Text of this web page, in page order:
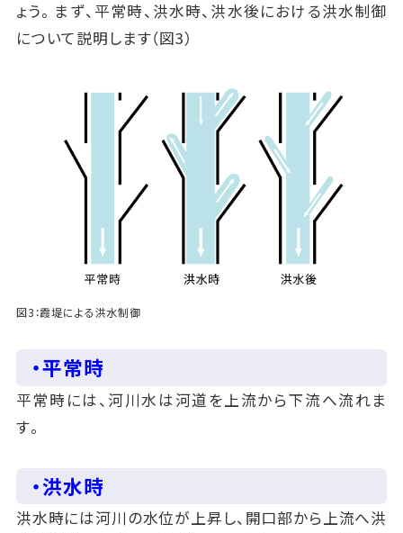
ょう。まず、平常時、洪水時、洪水後における洪水制御
について説明します（図3）
図3：霞堤による洪水制御
・平常時
平常時には、河川水は河道を上流から下流へ流れま
す。
・洪水時
洪水時には河川の水位が上昇し、開口部から上流へ洪